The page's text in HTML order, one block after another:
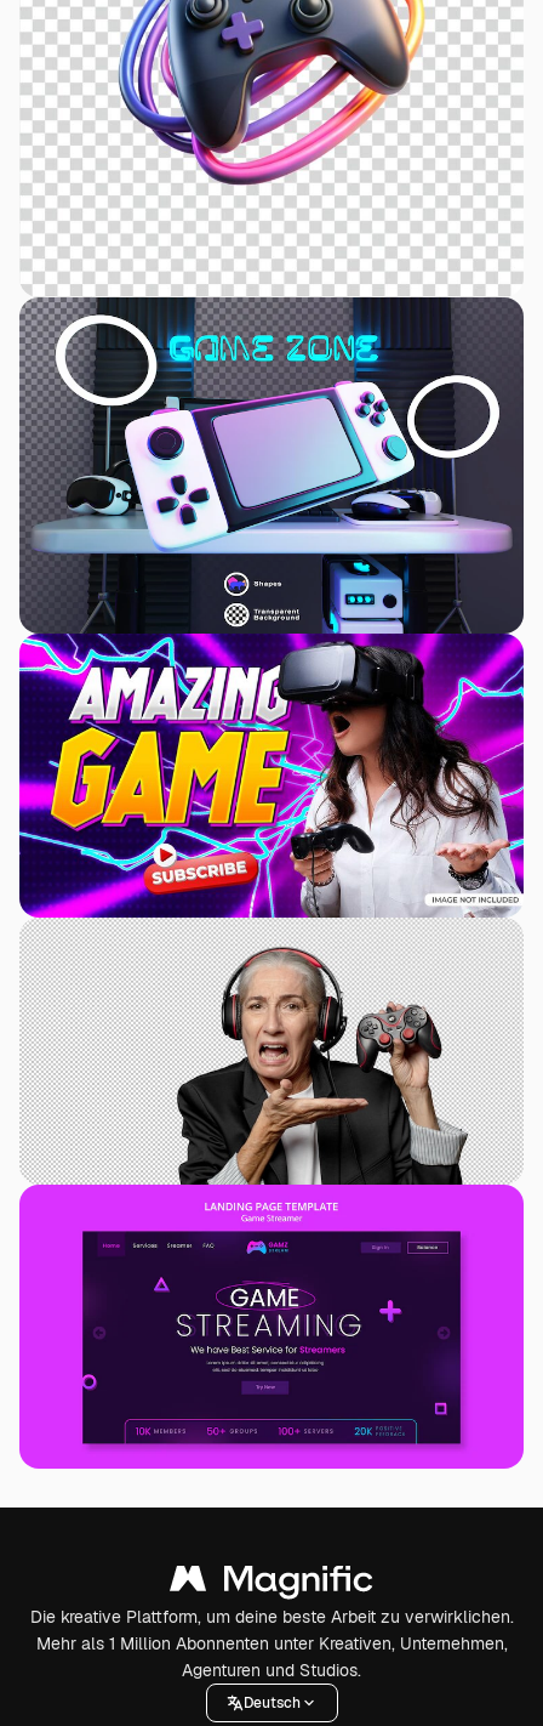
Die kreative Plattform, um deine beste Arbeit zu verwirklichen.
Mehr als 1 Million Abonnenten unter Kreativen, Unternehmen,
Agenturen und Studios.
Deutsch